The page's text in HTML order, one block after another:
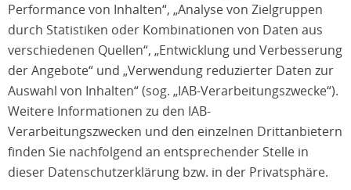
Performance von Inhalten“, „Analyse von Zielgruppen
durch Statistiken oder Kombinationen von Daten aus
verschiedenen Quellen“, „Entwicklung und Verbesserung
der Angebote“ und „Verwendung reduzierter Daten zur
Auswahl von Inhalten“ (sog. „IAB-Verarbeitungszwecke“).
Weitere Informationen zu den IAB-
Verarbeitungszwecken und den einzelnen Drittanbietern
finden Sie nachfolgend an entsprechender Stelle in
dieser Datenschutzerklärung bzw. in der Privatsphäre.